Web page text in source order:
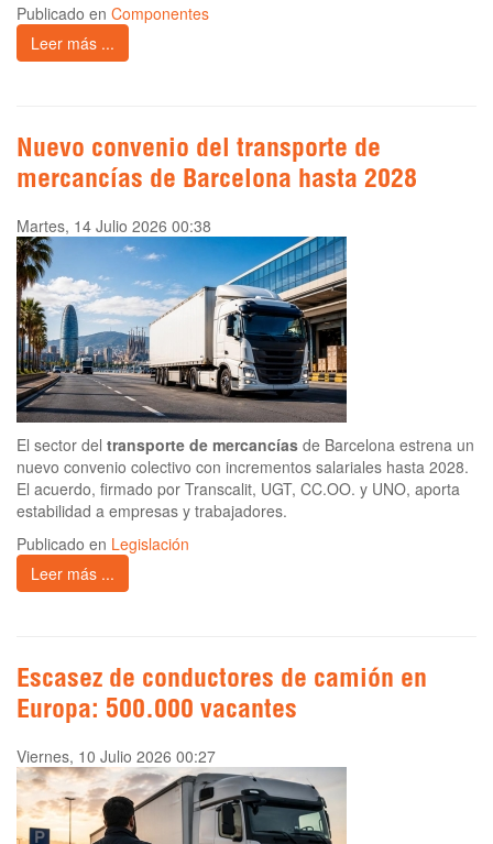
Publicado en Componentes
Leer más ...
Nuevo convenio del transporte de
mercancías de Barcelona hasta 2028
Martes, 14 Julio 2026 00:38
El sector del transporte de mercancías de Barcelona estrena un
nuevo convenio colectivo con incrementos salariales hasta 2028.
El acuerdo, firmado por Transcalit, UGT, CC.OO. y UNO, aporta
estabilidad a empresas y trabajadores.
Publicado en Legislación
Leer más ...
Escasez de conductores de camión en
Europa: 500.000 vacantes
Viernes, 10 Julio 2026 00:27